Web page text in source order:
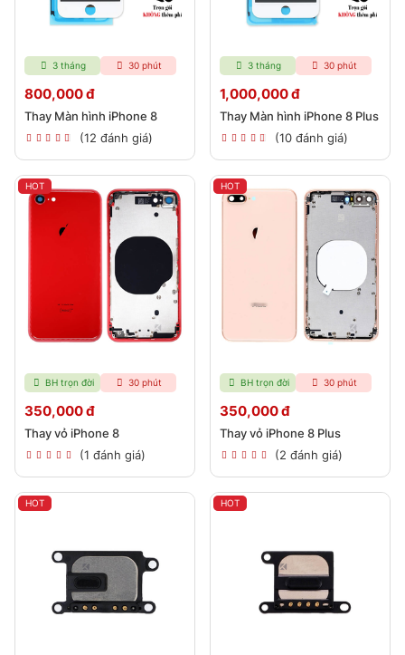
3 tháng 30 phút
800,000 đ
Thay Màn hình iPhone 8
(12 đánh giá)
3 tháng 30 phút
1,000,000 đ
Thay Màn hình iPhone 8 Plus
(10 đánh giá)
HOT
BH trọn đời 30 phút
350,000 đ
Thay vỏ iPhone 8
(1 đánh giá)
HOT
BH trọn đời 30 phút
350,000 đ
Thay vỏ iPhone 8 Plus
(2 đánh giá)
HOT HOT